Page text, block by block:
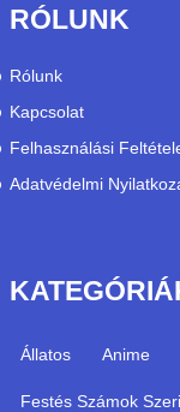
RÓLUNK
Rólunk
Kapcsolat
Felhasználási
Adatvédelmi
Állatos Anime
Festés Számok